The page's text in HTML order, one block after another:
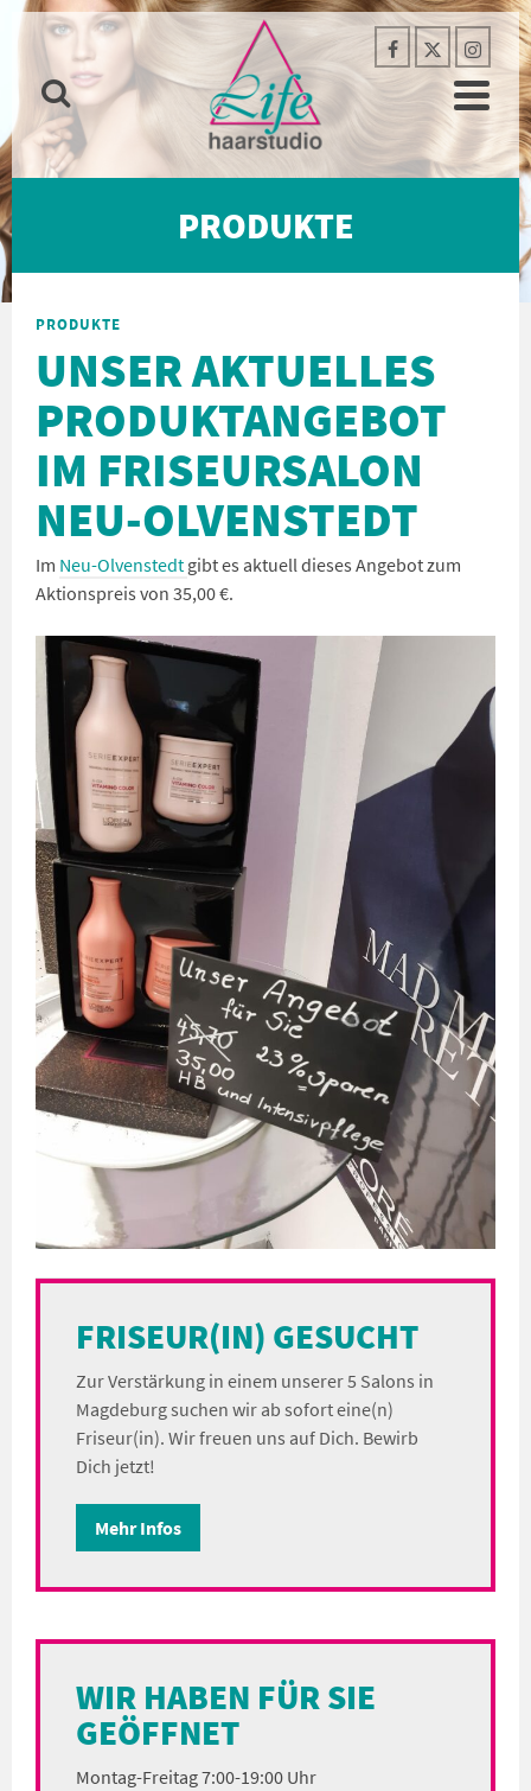
PRODUKTE
PRODUKTE
UNSER AKTUELLES
PRODUKTANGEBOT
IM FRISEURSALON
NEU-OLVENSTEDT
Im Neu-Olvenstedt gibt es aktuell dieses Angebot zum
Aktionspreis von 35,00 €.
FRISEUR(IN) GESUCHT
Zur Verstärkung in einem unserer 5 Salons in
Magdeburg suchen wir ab sofort eine(n)
Friseur(in). Wir freuen uns auf Dich. Bewirb
Dich jetzt!
Mehr Infos
WIR HABEN FÜR SIE
GEÖFFNET
Montag-Freitag 7:00-19:00 Uhr